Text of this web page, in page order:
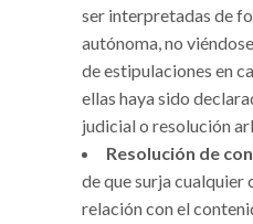
ser interpretadas de
autónoma, no
de estipulaciones en
ellas haya sido
judicial o resolución
Resolución de
de que surja cualquier
relación con el